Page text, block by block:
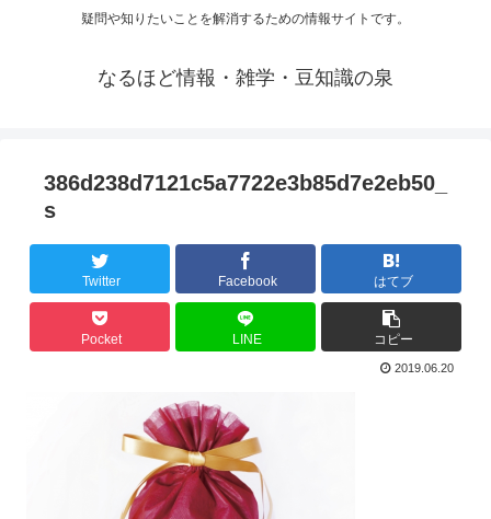
疑問や知りたいことを解消するための情報サイトです。
なるほど情報・雑学・豆知識の泉
386d238d7121c5a7722e3b85d7e2eb50_
s
Twitter Facebook はてブ
Pocket LINE コピー
2019.06.20